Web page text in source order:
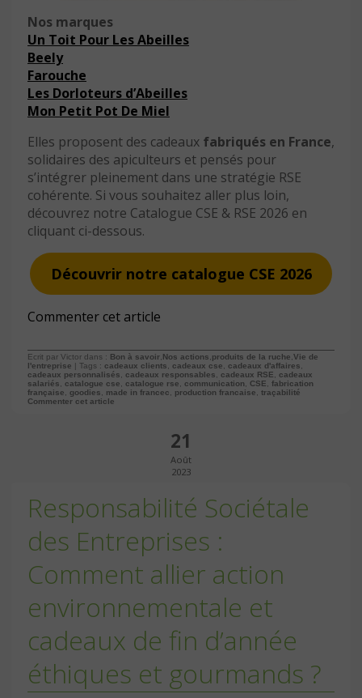
Nos marques
Un Toit Pour Les Abeilles
Beely
Farouche
Les Dorloteurs d’Abeilles
Mon Petit Pot De Miel
Elles proposent des cadeaux fabriqués en France,
solidaires des apiculteurs et pensés pour
s’intégrer pleinement dans une stratégie RSE
cohérente. Si vous souhaitez aller plus loin,
découvrez notre Catalogue CSE & RSE 2026 en
cliquant ci-dessous.
Découvrir notre catalogue CSE 2026
Commenter cet article
Ecrit par Victor dans : Bon à savoir, Nos actions,produits de la ruche,Vie de
l'entreprise | Tags : cadeaux clients, cadeaux cse, cadeaux d'affaires,
cadeaux personnalisés, cadeaux responsables, cadeaux RSE, cadeaux
salariés, catalogue cse, catalogue rse, communication, CSE, fabrication
française, goodies, made in francec, production francaise, traçabilité
Commenter cet article
21
Août
2023
Responsabilité Sociétale
des Entreprises :
Comment allier action
environnementale et
cadeaux de fin d’année
éthiques et gourmands ?